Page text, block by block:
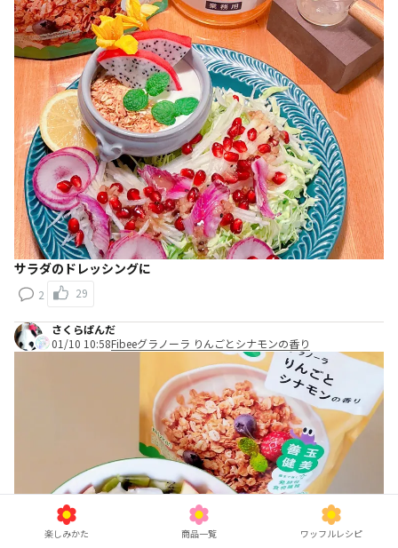
サラダのドレッシングに
2 29
さくらぱんだ
01/10 10:58Fibeeグラノーラ りんごとシナモンの香り
楽しみかた 商品一覧 ワッフルレシピ